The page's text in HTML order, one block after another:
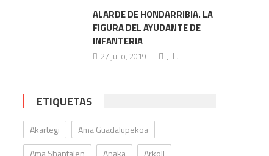
ALARDE DE HONDARRIBIA. LA
FIGURA DEL AYUDANTE DE
INFANTERIA
27 julio, 2019 J. L.
ETIQUETAS
Akartegi
Ama Guadalupekoa
Ama Shantalen
Anaka
Arkoll